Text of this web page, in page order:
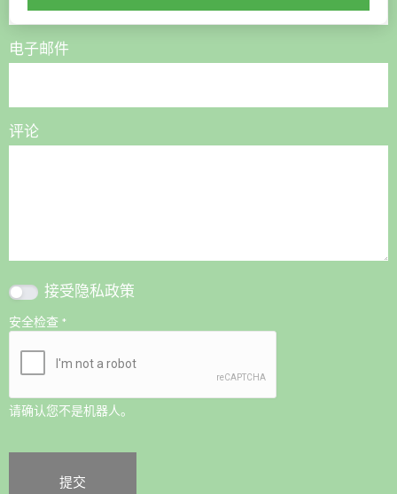
电子邮件
评论
接受隐私政策
安全检查 *
请确认您不是机器人。